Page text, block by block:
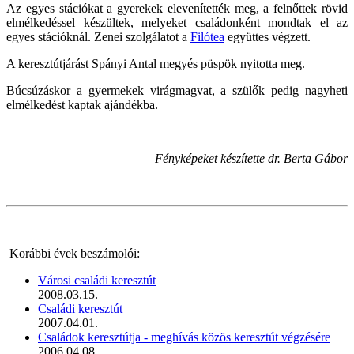
Az egyes stációkat a gyerekek elevenítették meg, a felnőttek rövid
elmélkedéssel készültek, melyeket családonként mondtak el az
egyes stációknál. Zenei szolgálatot a Filótea együttes végzett.
A keresztútjárást Spányi Antal megyés püspök nyitotta meg.
Búcsúzáskor a gyermekek virágmagvat, a szülők pedig nagyheti
elmélkedést kaptak ajándékba.
Fényképeket készítette dr. Berta Gábor
Korábbi évek beszámolói:
Városi családi keresztút
2008.03.15.
Családi keresztút
2007.04.01.
Családok keresztútja - meghívás közös keresztút végzésére
2006.04.08.